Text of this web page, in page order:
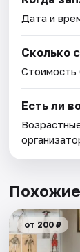
Дата и
Сколько
Стоимость
Есть ли
от 200 ₽